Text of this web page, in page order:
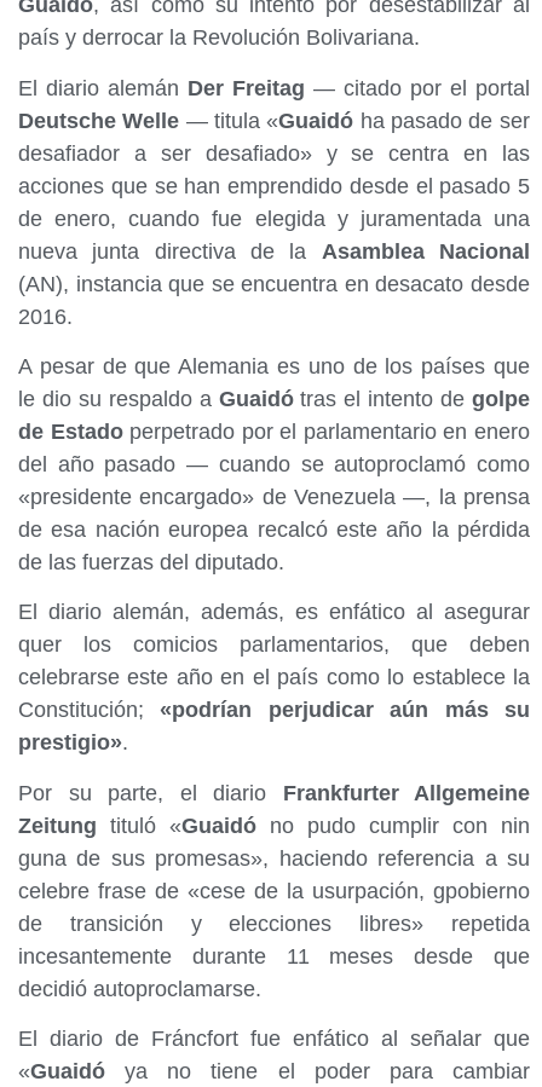
Guaidó, así como su intento por desestabilizar al
país y derrocar la Revolución Bolivariana.
El diario alemán Der Freitag — citado por el portal
Deutsche Welle — titula «Guaidó ha pasado de ser
desafiador a ser desafiado» y se centra en las
acciones que se han emprendido desde el pasado 5
de enero, cuando fue elegida y juramentada una
nueva junta directiva de la Asamblea Nacional
(AN), instancia que se encuentra en desacato desde
2016.
A pesar de que Alemania es uno de los países que
le dio su respaldo a Guaidótras el intento de golpe
de Estadoperpetrado por el parlamentario en enero
del año pasado — cuando se autoproclamó como
«presidente encargado» de Venezuela —, la prensa
de esa nación europea recalcó este año la pérdida
de las fuerzas del diputado.
El diario alemán, además, es enfático al asegurar
quer los comicios parlamentarios, que deben
celebrarse este año en el país como lo establece la
Constitución; «podrían perjudicar aún más su
prestigio».
Por su parte, el diario Frankfurter Allgemeine
Zeitung tituló «Guaidó no pudo cumplir con nin
guna de sus promesas», haciendo referencia a su
celebre frase de «cese de la usurpación, gpobierno
de transición y elecciones libres» repetida
incesantemente durante 11 meses desde que
decidió autoproclamarse.
El diario de Fráncfort fue enfático al señalar que
«Guaidó ya no tiene el poder para cambiar